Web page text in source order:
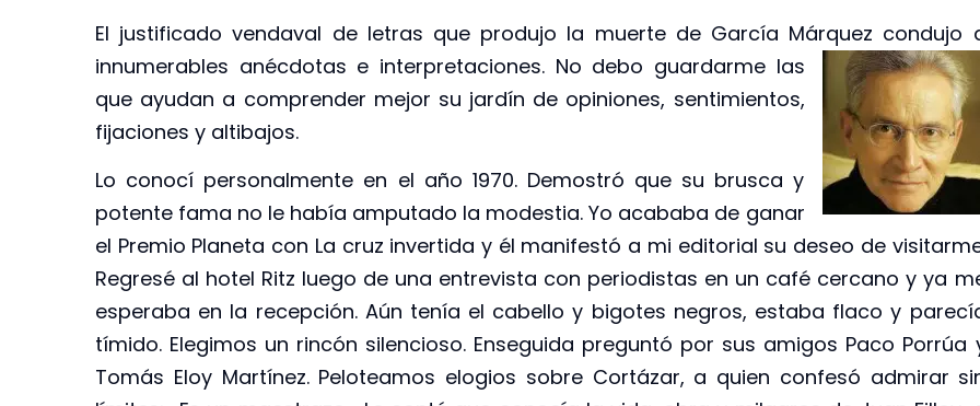
El justificado vendaval de letras que produjo la muerte de García Márquez condujo
innumerables anécdotas e interpretaciones. No debo guardarme las
que ayudan a comprender mejor su jardín de opiniones, sentimientos,
fijaciones y altibajos.
Lo conocí personalmente en el año 1970. Demostró que su brusca y
potente fama no le había amputado la modestia. Yo acababa de ganar
el Premio Planeta con La cruz invertida y él manifestó a mi editorial su deseo de
Regresé al hotel Ritz luego de una entrevista con periodistas en un café cercano y ya
esperaba en la recepción. Aún tenía el cabello y bigotes negros, estaba flaco y
tímido. Elegimos un rincón silencioso. Enseguida preguntó por sus amigos Paco Porrúa
Tomás Eloy Martínez. Peloteamos elogios sobre Cortázar, a quien confesó admirar